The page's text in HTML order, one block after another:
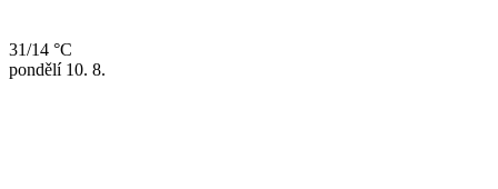
31/14 °C
pondělí 10. 8.